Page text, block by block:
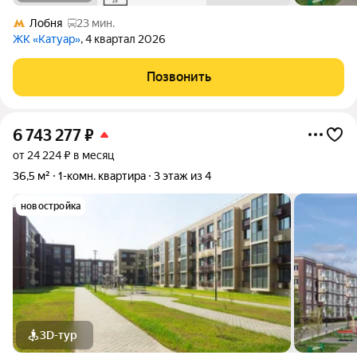
Лобня
23 мин.
ЖК «Катуар», 4 квартал 2026
Позвонить
6 743 277₽
от 24 224 ₽ в месяц
36,5 м²
1-комн. квартира 3 этаж из 4
новостройка
3D-тур